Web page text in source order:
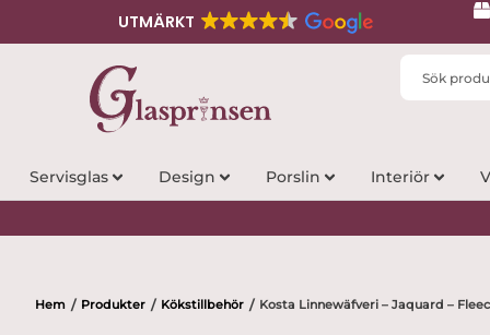
UTMÄRKT
Search
Servisglas Design Porslin Interiör
Hem / Produkter / Kökstillbehör / Kosta Linnewäfveri – Jaquard –